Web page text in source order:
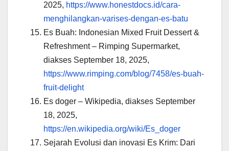
2025, https://www.honestdocs.id/cara-
menghilangkan-varises-dengan-es-batu
Es Buah: Indonesian Mixed Fruit Dessert &
Refreshment – Rimping Supermarket,
diakses September 18, 2025,
https://www.rimping.com/blog/7458/es-buah-
fruit-delight
Es doger – Wikipedia, diakses September
18, 2025,
https://en.wikipedia.org/wiki/Es_doger
Sejarah Evolusi dan inovasi Es Krim: Dari